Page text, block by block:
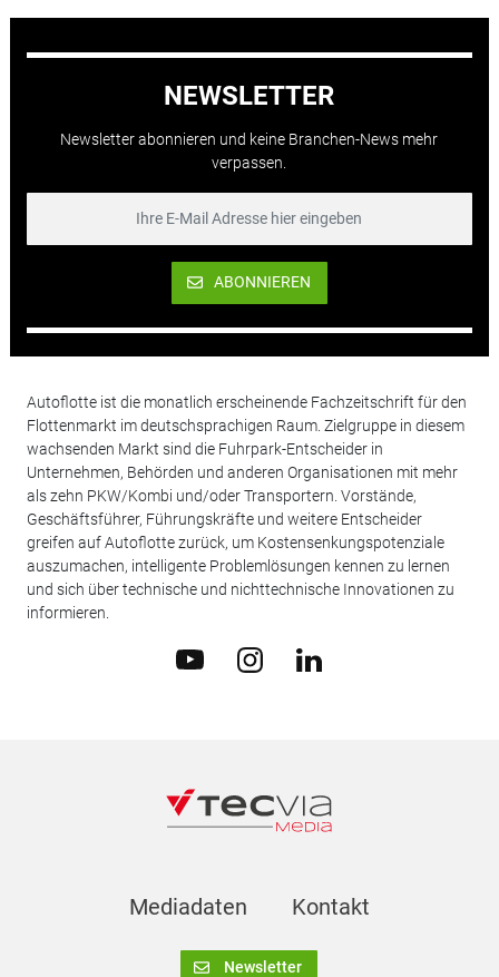
NEWSLETTER
Newsletter abonnieren und keine Branchen-News mehr
verpassen.
ABONNIEREN
Autoflotte ist die monatlich erscheinende Fachzeitschrift für den
Flottenmarkt im deutschsprachigen Raum. Zielgruppe in diesem
wachsenden Markt sind die Fuhrpark-Entscheider in
Unternehmen, Behörden und anderen Organisationen mit mehr
als zehn PKW/Kombi und/oder Transportern. Vorstände,
Geschäftsführer, Führungskräfte und weitere Entscheider
greifen auf Autoflotte zurück, um Kostensenkungspotenziale
auszumachen, intelligente Problemlösungen kennen zu lernen
und sich über technische und nichttechnische Innovationen zu
informieren.
Mediadaten Kontakt
Newsletter